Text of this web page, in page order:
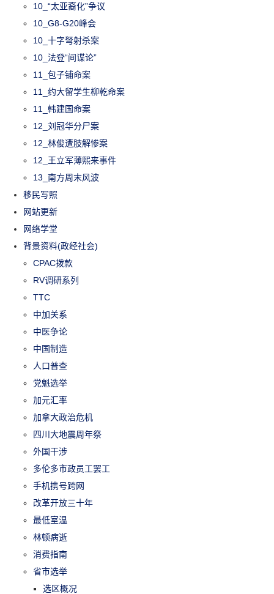
10_“太亚裔化”争议
10_G8-G20峰会
10_十字弩射杀案
10_法登“间谍论”
11_包子铺命案
11_约大留学生柳乾命案
11_韩建国命案
12_刘冠华分尸案
12_林俊遭肢解惨案
12_王立军薄熙来事件
13_南方周末风波
移民写照
网站更新
网络学堂
背景资料(政经社会)
CPAC拨款
RV调研系列
TTC
中加关系
中医争论
中国制造
人口普查
党魁选举
加元汇率
加拿大政治危机
四川大地震周年祭
外国干涉
多伦多市政员工罢工
手机携号跨网
改革开放三十年
最低室温
林顿病逝
消费指南
省市选举
选区概况